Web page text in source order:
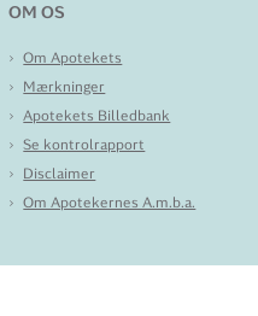
OM OS
Om Apotekets
Mærkninger
Apotekets Billedbank
Se kontrolrapport
Disclaimer
Om Apotekernes A.m.b.a.